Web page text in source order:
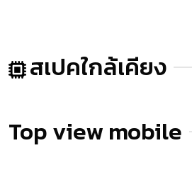
สเปคใกล้เคียง
Top view mobile